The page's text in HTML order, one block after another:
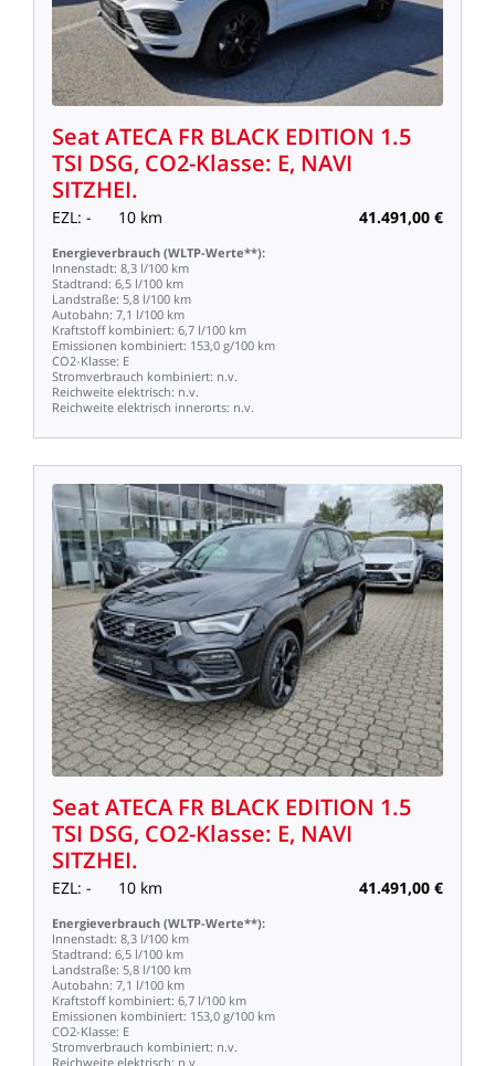
SeatATECA FR BLACK EDITION 1.5
TSI DSG, CO2-Klasse: E, NAVI
SITZHEI.
EZL: - 10 km 41.491,00 €
Energieverbrauch (WLTP-Werte**):
Innenstadt: 8,3 l/100 km
Stadtrand: 6,5 l/100 km
Landstraße: 5,8 l/100 km
Autobahn: 7,1 l/100 km
Kraftstoff kombiniert: 6,7 l/100 km
Emissionen kombiniert: 153,0 g/100 km
CO2-Klasse: E
Stromverbrauch kombiniert: n.v.
Reichweite elektrisch: n.v.
Reichweite elektrisch innerorts: n.v.
SeatATECA FR BLACK EDITION 1.5
TSI DSG, CO2-Klasse: E, NAVI
SITZHEI.
EZL: - 10 km 41.491,00 €
Energieverbrauch (WLTP-Werte**):
Innenstadt: 8,3 l/100 km
Stadtrand: 6,5 l/100 km
Landstraße: 5,8 l/100 km
Autobahn: 7,1 l/100 km
Kraftstoff kombiniert: 6,7 l/100 km
Emissionen kombiniert: 153,0 g/100 km
CO2-Klasse: E
Stromverbrauch kombiniert: n.v.
Reichweite elektrisch: n.v.